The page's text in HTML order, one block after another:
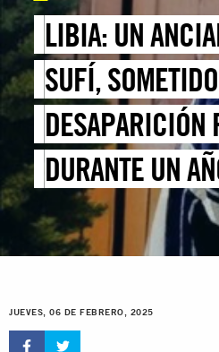
LIBIA: UN
SUFÍ,
DESAPARICIÓN
DURANTE UN
JUEVES, 06 DE FEBRERO, 2025